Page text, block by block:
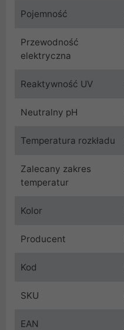
Pojemność
Przewodność
elektryczna
Reaktywność UV
Neutralny pH
Temperatura rozkładu
Zalecany zakres
temperatur
Kolor
Producent
Kod
SKU
EAN